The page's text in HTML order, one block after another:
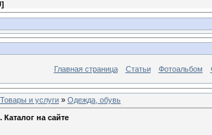
]
Главная страница Статьи Фотоальбом
Товары и услуги » Одежда, обувь
на сайте